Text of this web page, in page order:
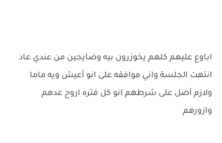
اباوع عليهم كلهم يخوزرون بيه وضايجين من عندي عاد
انتهت الجلسة واني موافقه على انو أعيش ويه ماما
ولازم أضل على شرطهم انو كل فتره اروح عدهم
وازورهم